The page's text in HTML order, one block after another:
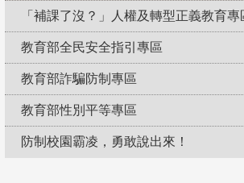
「補課了沒？」人權及轉型正義教育專
教育部全民安全指引專區
教育部詐騙防制專區
教育部性別平等專區
防制校園霸凌，勇敢說出來！